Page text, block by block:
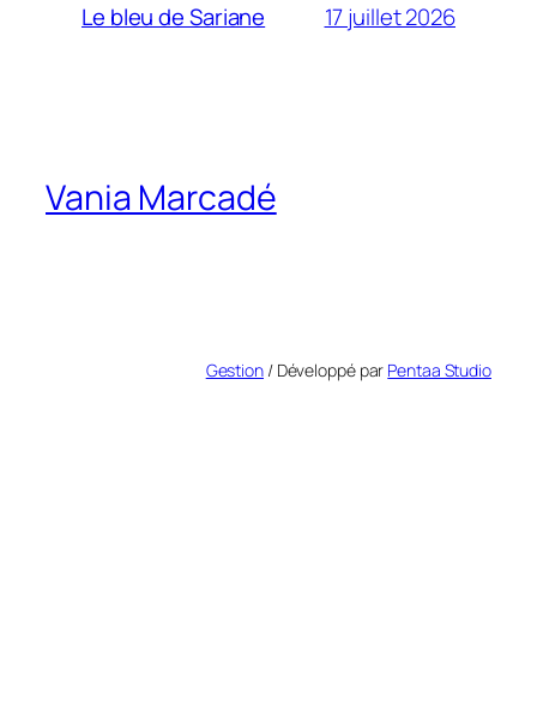
Le bleu de Sariane 17 juillet 2026
Vania Marcadé
Gestion/ Développé par Pentaa Studio